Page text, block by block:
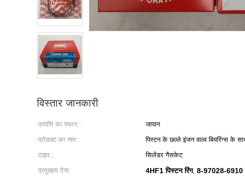
विस्तार जानकारी
उत्पत्ति का स्थान:: जापान
प्रोडक्ट का नाम::
पिस्टन के छल्ले इंजन वाल्व बियरिंग्स के
टाइप::
सिलेंडर गैसकेट
प्रमुखता देना:
4HF1 पिस्टन रिंग, 8-97028-6910